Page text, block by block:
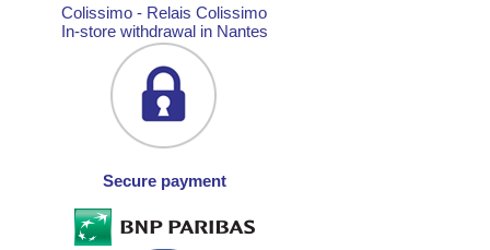
Colissimo - Relais Colissimo
In-store withdrawal in Nantes
Secure payment